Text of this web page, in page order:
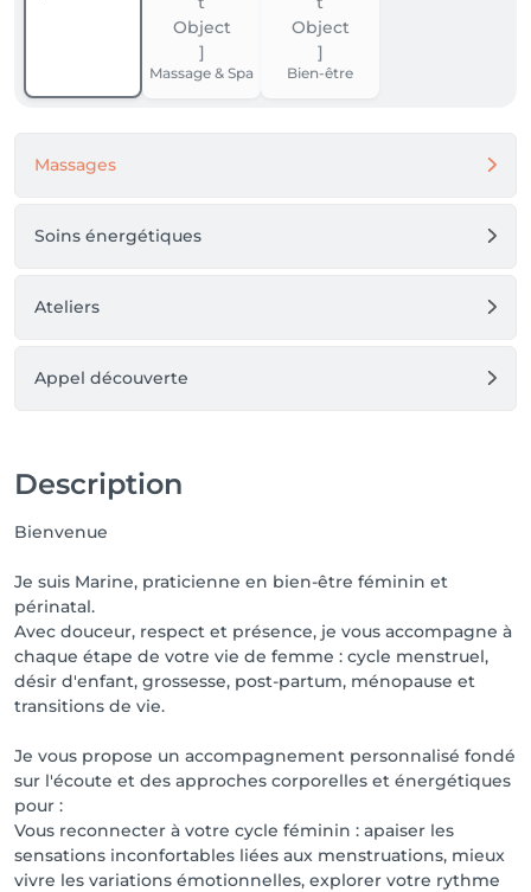
Massage & Spa Bien-être
Massages
Soins énergétiques
Ateliers
Appel découverte
Description
Bienvenue
Je suis Marine, praticienne en bien-être féminin et
périnatal.
Avec douceur, respect et présence, je vous accompagne à
chaque étape de votre vie de femme : cycle menstruel,
désir d'enfant, grossesse, post-partum, ménopause et
transitions de vie.
Je vous propose un accompagnement personnalisé fondé
sur l'écoute et des approches corporelles et énergétiques
pour :
Vous reconnecter à votre cycle féminin : apaiser les
sensations inconfortables liées aux menstruations, mieux
vivre les variations émotionnelles, explorer votre rythme